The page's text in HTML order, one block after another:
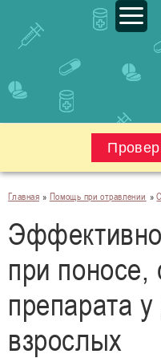
Главная » Помощь при отравлении »
при
препарата
взрослых